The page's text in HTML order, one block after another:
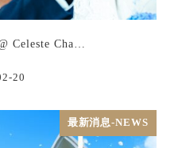
Celeste Cha…
20
最新消息-NEWS